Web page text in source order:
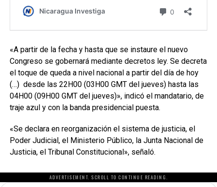
«A partir de la fecha y hasta que se instaure el nuevo
Congreso se gobernará mediante decretos ley. Se decreta
el toque de queda a nivel nacional a partir del día de hoy
(…) desde las 22H00 (03H00 GMT del jueves) hasta las
04H00 (09H00 GMT del jueves)», indicó el mandatario, de
traje azul y con la banda presidencial puesta.
«Se declara en reorganización el sistema de justicia, el
Poder Judicial, el Ministerio Público, la Junta Nacional de
Justicia, el Tribunal Constitucional», señaló.
ADVERTISEMENT. SCROLL TO CONTINUE READING.